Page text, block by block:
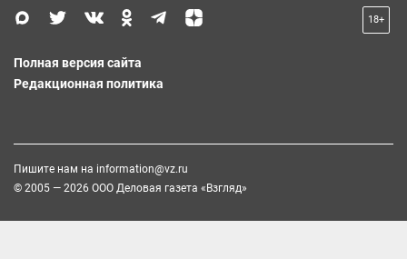
18+
Полная версия сайта
Редакционная политика
Пишите нам на information@vz.ru
© 2005 — 2026 ООО Деловая газета «Взгляд»